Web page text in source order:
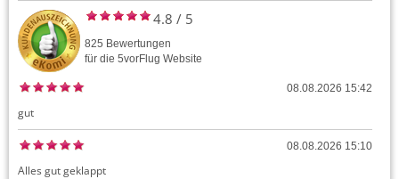
4.8 / 5
825 Bewertungen
für die 5vorFlug Website
08.08.2026 15:42
gut
08.08.2026 15:10
Alles gut geklappt